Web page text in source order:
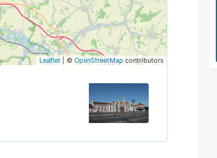
Leaflet| ©OpenStreetMap contributors